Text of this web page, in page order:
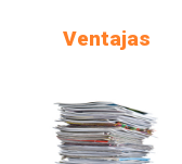
Ventajas